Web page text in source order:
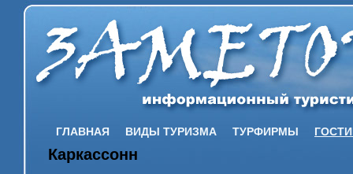
ГЛАВНАЯ ВИДЫ ТУРИЗМА ТУРФИРМЫ
Каркассонн